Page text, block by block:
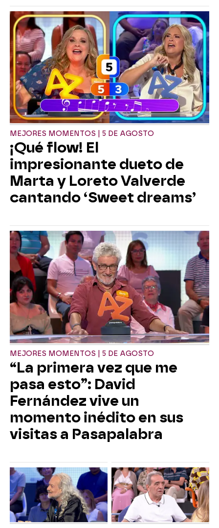
MEJORES MOMENTOS | 5 DE AGOSTO
¡Qué flow! El
impresionante dueto de
Marta y Loreto Valverde
cantando ‘Sweet dreams’
MEJORES MOMENTOS | 5 DE AGOSTO
“La primera vez que me
pasa esto”: David
Fernández vive un
momento inédito en sus
visitas a Pasapalabra